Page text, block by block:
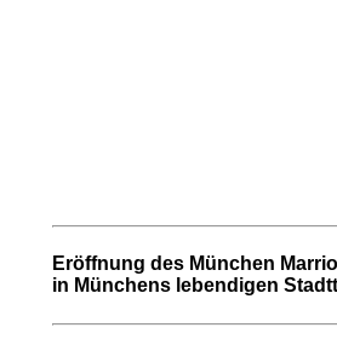
Eröffnung des München
in Münchens lebendigen